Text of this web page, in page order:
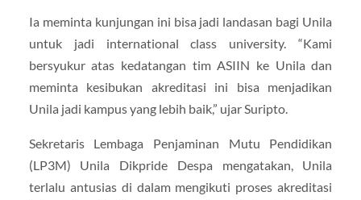
Ia meminta kunjungan ini bisa jadi landasan bagi Unila
untuk jadi international class university. “Kami
bersyukur atas kedatangan tim ASIIN ke Unila dan
meminta kesibukan akreditasi ini bisa menjadikan
Unila jadi kampus yang lebih baik,” ujar Suripto.
Sekretaris Lembaga Penjaminan Mutu Pendidikan
(LP3M) Unila Dikpride Despa mengatakan, Unila
terlalu antusias di dalam mengikuti proses akreditasi